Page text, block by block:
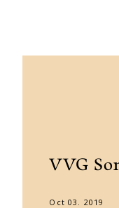
VVG
Oct 03. 2019